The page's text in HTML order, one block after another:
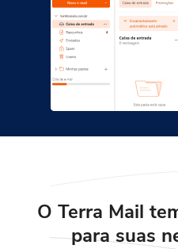
O Terra Mail
parasuas